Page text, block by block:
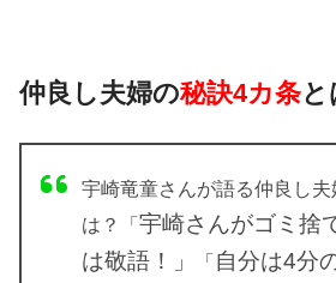
仲良し夫婦の秘訣4カ条と
宇崎竜童さんが語る仲良し夫
は？「 宇崎さんがゴミ捨
は敬語！」
「 自分は4分